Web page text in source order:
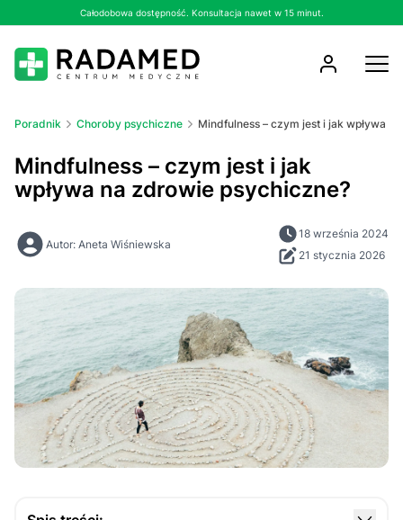
Całodobowa dostępność. Konsultacja nawet w 15 minut.
Poradnik Choroby psychiczne Mindfulness – czym jest i jak wpływa
Mindfulness – czym jest i jak
wpływa na zdrowie psychiczne?
Autor: Aneta Wiśniewska
18 września 2024
21 stycznia 2026